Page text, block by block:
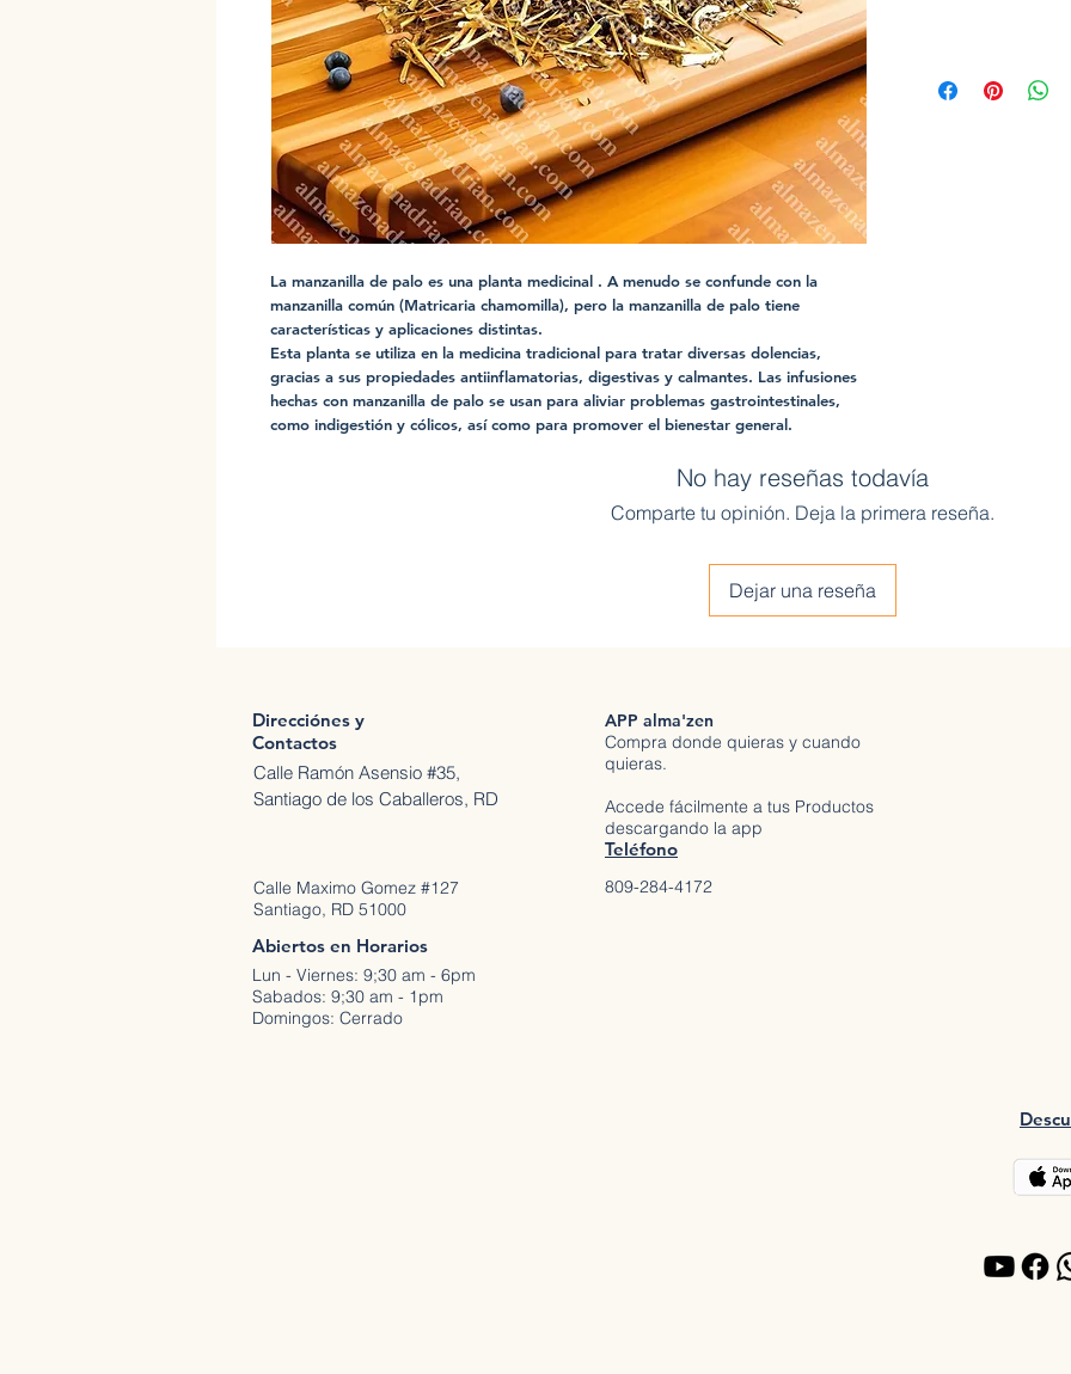
La manzanilla de palo es una planta medicinal . A menudo se confunde con la
manzanilla común (Matricaria chamomilla), pero la manzanilla de palo tiene
características y aplicaciones distintas.
Esta planta se utiliza en la medicina tradicional para tratar diversas dolencias,
gracias a sus propiedades antiinflamatorias, digestivas y calmantes. Las infusiones
hechas con manzanilla de palo se usan para aliviar problemas gastrointestinales,
como indigestión y cólicos, así como para promover el bienestar general.
No hay reseñas todavía
Comparte tu opinión. Deja la primera reseña.
Dejar una reseña
Direcciónes y
Contactos
Calle Ramón Asensio #35,
Santiago de los Caballeros, RD
APP alma'zen
Compra donde quieras y cuando
quieras.
Accede fácilmente a tus Productos
descargando la app
Calle Maximo Gomez #127
Santiago, RD 51000
Abiertos en Horarios
Lun - Viernes: 9;30 am - 6pm
Sabados: 9;30 am - 1pm
Domingos: Cerrado
Teléfono
809-284-4172